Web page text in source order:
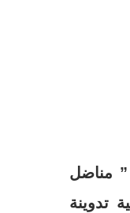
” مناضل
تدوينة